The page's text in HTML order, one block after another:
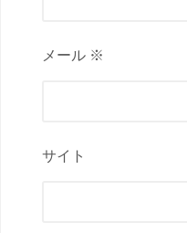
メール ※
サイト